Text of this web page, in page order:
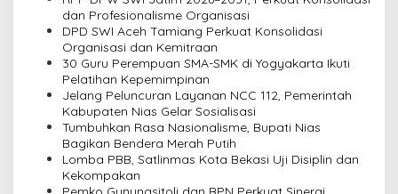
dan Profesionalisme Organisasi
DPD SWI Aceh Tamiang Perkuat Konsolidasi
Organisasi dan Kemitraan
30 Guru Perempuan SMA-SMK di Yogyakarta Ikuti
Pelatihan Kepemimpinan
Jelang Peluncuran Layanan NCC 112, Pemerintah
Kabupaten Nias Gelar Sosialisasi
Tumbuhkan Rasa Nasionalisme, Bupati Nias
Bagikan Bendera Merah Putih
Lomba PBB, Satlinmas Kota Bekasi Uji Disiplin dan
Kekompakan